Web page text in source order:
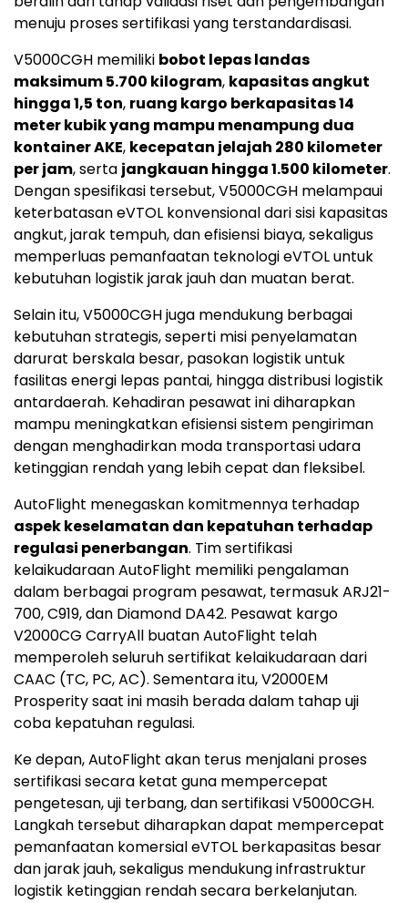
menuju proses sertifikasi yang terstandardisasi.
V5000CGH memiliki bobot lepas landas
maksimum 5.700 kilogram, kapasitas angkut
hingga 1,5 ton, ruang kargo berkapasitas 14
meter kubik yang mampu menampung dua
kontainer AKE, kecepatan jelajah 280 kilometer
per jam, serta jangkauan hingga 1.500 kilometer.
Dengan spesifikasi tersebut, V5000CGH melampaui
keterbatasan eVTOL konvensional dari sisi kapasitas
angkut, jarak tempuh, dan efisiensi biaya, sekaligus
memperluas pemanfaatan teknologi eVTOL untuk
kebutuhan logistik jarak jauh dan muatan berat.
Selain itu, V5000CGH juga mendukung berbagai
kebutuhan strategis, seperti misi penyelamatan
darurat berskala besar, pasokan logistik untuk
fasilitas energi lepas pantai, hingga distribusi logistik
antardaerah. Kehadiran pesawat ini diharapkan
mampu meningkatkan efisiensi sistem pengiriman
dengan menghadirkan moda transportasi udara
ketinggian rendah yang lebih cepat dan fleksibel.
AutoFlight menegaskan komitmennya terhadap
aspek keselamatan dan kepatuhan terhadap
regulasi penerbangan. Tim sertifikasi
kelaikudaraan AutoFlight memiliki pengalaman
dalam berbagai program pesawat, termasuk ARJ21-
700, C919, dan Diamond DA42. Pesawat kargo
V2000CG CarryAll buatan AutoFlight telah
memperoleh seluruh sertifikat kelaikudaraan dari
CAAC (TC, PC, AC). Sementara itu, V2000EM
Prosperity saat ini masih berada dalam tahap uji
coba kepatuhan regulasi.
Ke depan, AutoFlight akan terus menjalani proses
sertifikasi secara ketat guna mempercepat
pengetesan, uji terbang, dan sertifikasi V5000CGH.
Langkah tersebut diharapkan dapat mempercepat
pemanfaatan komersial eVTOL berkapasitas besar
dan jarak jauh, sekaligus mendukung infrastruktur
logistik ketinggian rendah secara berkelanjutan.